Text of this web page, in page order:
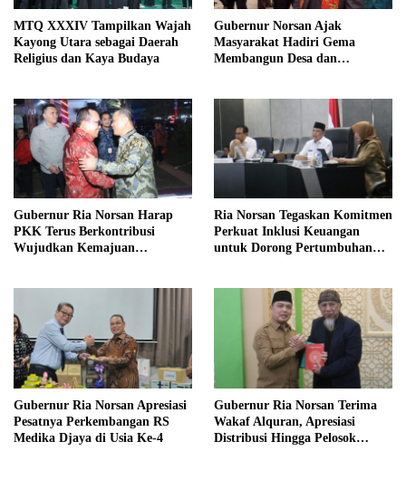
MTQ XXXIV Tampilkan Wajah
Kayong Utara sebagai Daerah
Religius dan Kaya Budaya
Gubernur Norsan Ajak
Masyarakat Hadiri Gema
Membangun Desa dan
Gubernur Ria Norsan Harap
PKK Terus Berkontribusi
Wujudkan Kemajuan
Ria Norsan Tegaskan Komitmen
Perkuat Inklusi Keuangan
untuk Dorong Pertumbuhan
Gubernur Ria Norsan Apresiasi
Pesatnya Perkembangan RS
Medika Djaya di Usia Ke-4
Gubernur Ria Norsan Terima
Wakaf Alquran, Apresiasi
Distribusi Hingga Pelosok